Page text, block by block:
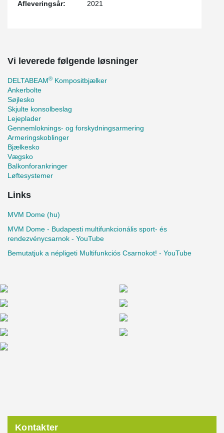
Afleveringsår:
2021
Vi leverede følgende løsninger
DELTABEAM® Kompositbjælker
Ankerbolte
Søjlesko
Skjulte konsolbeslag
Lejeplader
Gennemloknings- og forskydningsarmering
Armeringskoblinger
Bjælkesko
Vægsko
Balkonforankringer
Løftesystemer
Links
MVM Dome (hu)
MVM Dome - Budapesti multifunkcionális sport- és
rendezvénycsarnok - YouTube
Bemutatjuk a népligeti Multifunkciós Csarnokot! - YouTube
Kontakter